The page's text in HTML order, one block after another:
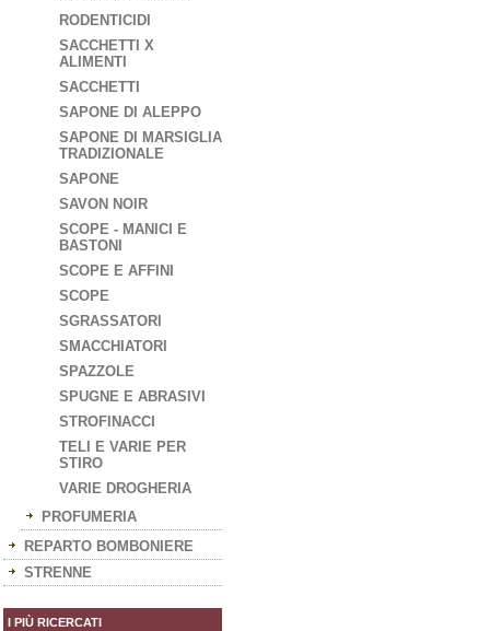
RODENTICIDI
SACCHETTI X
ALIMENTI
SACCHETTI
SAPONE DI ALEPPO
SAPONE DI MARSIGLIA
TRADIZIONALE
SAPONE
SAVON NOIR
SCOPE - MANICI E
BASTONI
SCOPE E AFFINI
SCOPE
SGRASSATORI
SMACCHIATORI
SPAZZOLE
SPUGNE E ABRASIVI
STROFINACCI
TELI E VARIE PER
STIRO
VARIE DROGHERIA
PROFUMERIA
REPARTO BOMBONIERE
STRENNE
I PIÙ RICERCATI